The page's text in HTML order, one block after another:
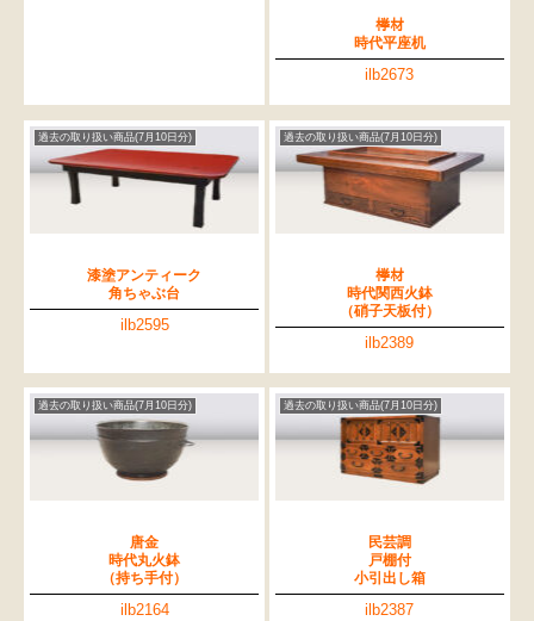
﨔材
時代平座机
ilb2673
過去の取り扱い商品(7月10日分)
漆塗アンティーク
角ちゃぶ台
ilb2595
過去の取り扱い商品(7月10日分)
﨔材
時代関西火鉢
（硝子天板付）
ilb2389
過去の取り扱い商品(7月10日分)
唐金
時代丸火鉢
（持ち手付）
ilb2164
過去の取り扱い商品(7月10日分)
民芸調
戸棚付
小引出し箱
ilb2387
人気の検索キーワード
2990 B2770